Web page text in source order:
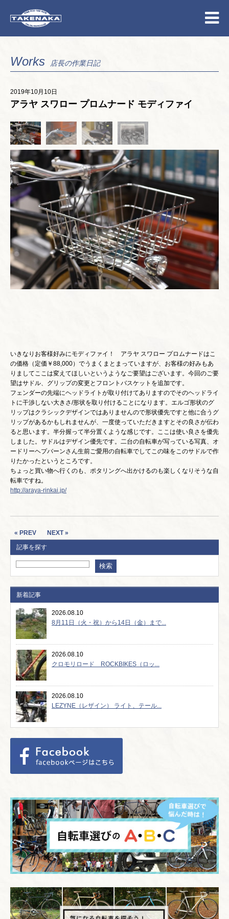
Works 店長の作業日記
2019年10月10日
アラヤ スワロー プロムナード モディファイ
いきなりお客様好みにモディファイ！ アラヤ スワロー プロムナードはこ
の価格（定価￥88,000）でうまくまとまっていますが、お客様の好みもあ
りましてここは変えてほしいというようなご要望はございます。今回のご要
望はサドル、グリップの変更とフロントバスケットを追加です。
フェンダーの先端にヘッドライトが取り付けてありますのでそのヘッドライ
トに干渉しない大きさ/形状を取り付けることになります。エルゴ形状のグ
リップはクラシックデザインではありませんので形状優先ですと他に合うグ
リップがあるかもしれませんが、一度使っていただきますとその良さが伝わ
ると思います。半分握って半分置くような感じです。ここは使い良さを優先
しました。サドルはデザイン優先です。二台の自転車が写っている写真、オ
ードリーヘプバーンさん生前ご愛用の自転車でしてこの味をこのサドルで作
りたかったというところです。
ちょっと買い物へ行くのも、ポタリングへ出かけるのも楽しくなりそうな自
転車ですね。
http://araya-rinkai.jp/
« PREV
NEXT »
記事を探す
新着記事
2026.08.10
8月11日（火・祝）から14日（金）まで...
2026.08.10
クロモリロード ROCKBIKES（ロッ...
2026.08.10
LEZYNE（レザイン） ライト、テール...